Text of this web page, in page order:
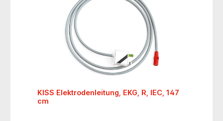
KISS Elektrodenleitung, EKG, R, IEC, 147
cm